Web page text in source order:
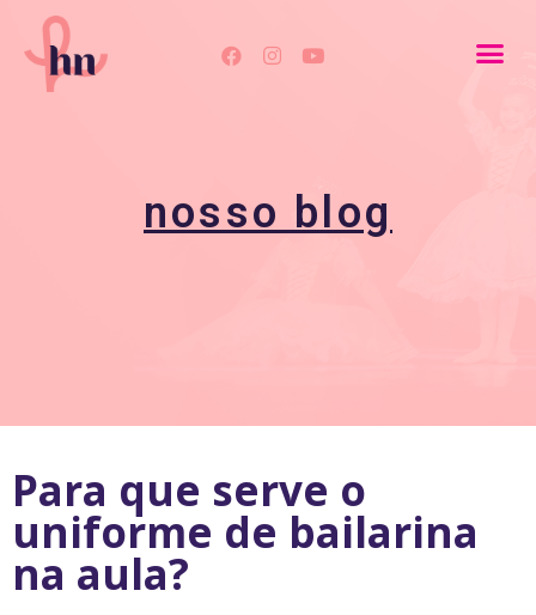
nosso blog
Para que serve o
uniforme de bailarina
na aula?